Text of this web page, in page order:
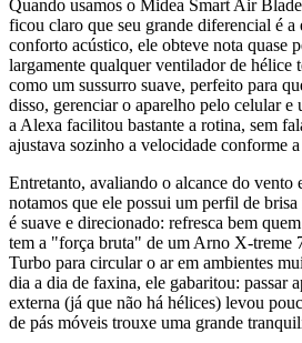
Quando usamos o Midea Smart Air
ficou claro que seu grande diferencial é
conforto acústico, ele obteve nota quase
largamente qualquer ventilador de hélice
como um sussurro suave, perfeito para
disso, gerenciar o aparelho pelo celular e
a Alexa facilitou bastante a rotina, sem
ajustava sozinho a velocidade conforme
Entretanto, avaliando o alcance do vento
notamos que ele possui um perfil de
é suave e direcionado: refresca bem
tem a "força bruta" de um Arno X-treme
Turbo para circular o ar em ambientes
dia a dia de faxina, ele gabaritou: passar
externa (já que não há hélices) levou
de pás móveis trouxe uma grande